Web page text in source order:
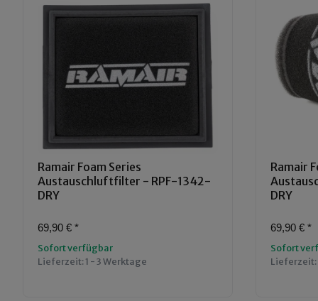
Ramair Foam Series
Austauschluftfilter - RPF-1342-
DRY
69,90 € *
Sofort verfügbar
Lieferzeit:1 - 3 Werktage
Ramair
DRY
69,90 € *
Sofort
Lieferzeit: